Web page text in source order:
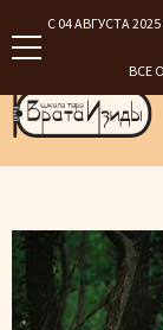
С 04 АВГУСТА
ВСЕ